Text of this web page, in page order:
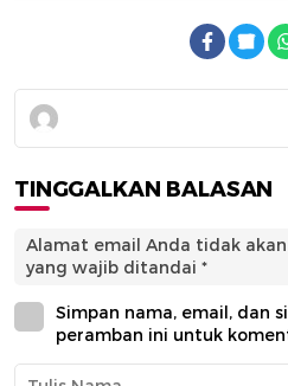
TINGGALKAN BALASAN
Alamat email Anda tidak
yang wajib ditandai *
Simpan nama, email, dan
peramban ini untuk